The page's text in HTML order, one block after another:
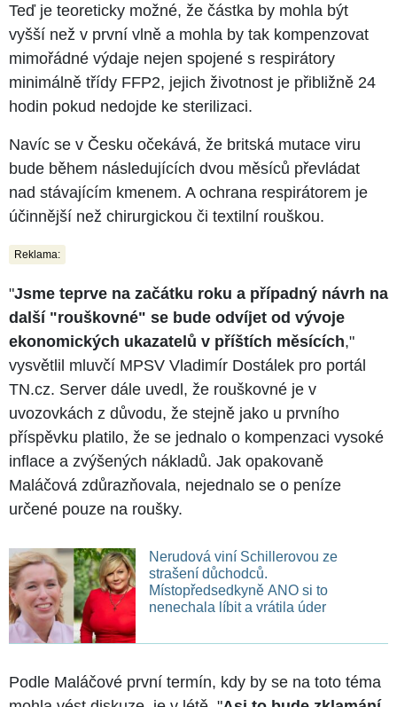
Teď je teoreticky možné, že částka by mohla být
vyšší než v první vlně a mohla by tak kompenzovat
mimořádné výdaje nejen spojené s respirátory
minimálně třídy FFP2, jejich životnost je přibližně 24
hodin pokud nedojde ke sterilizaci.
Navíc se v Česku očekává, že britská mutace viru
bude během následujících dvou měsíců převládat
nad stávajícím kmenem. A ochrana respirátorem je
účinnější než chirurgickou či textilní rouškou.
Reklama:
"Jsme teprve na začátku roku a případný návrh na
další "rouškovné" se bude odvíjet od vývoje
ekonomických ukazatelů v příštích měsících,"
vysvětlil mluvčí MPSV Vladimír Dostálek pro portál
TN.cz. Server dále uvedl, že rouškovné je v
uvozovkách z důvodu, že stejně jako u prvního
příspěvku platilo, že se jednalo o kompenzaci vysoké
inflace a zvýšených nákladů. Jak opakovaně
Maláčová zdůrazňovala, nejednalo se o peníze
určené pouze na roušky.
Nerudová viní Schillerovou ze
strašení důchodců.
Místopředsedkyně ANO si to
nenechala líbit a vrátila úder
Podle Maláčové první termín, kdy by se na toto téma